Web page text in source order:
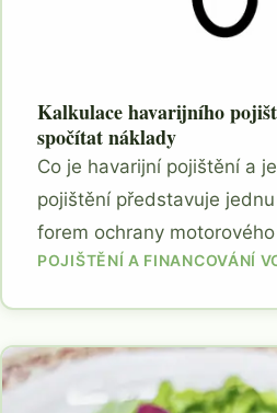
Kalkulace havarijního
spočítat náklady
Co je havarijní pojištění a
pojištění představuje
forem ochrany
POJIŠTĚNÍ A FINANCOVÁNÍ